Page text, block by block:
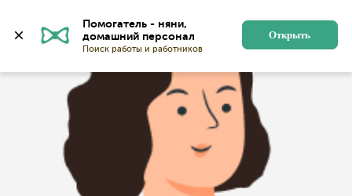
Помогатель - няни,
Поиск работы и работников
Открыть